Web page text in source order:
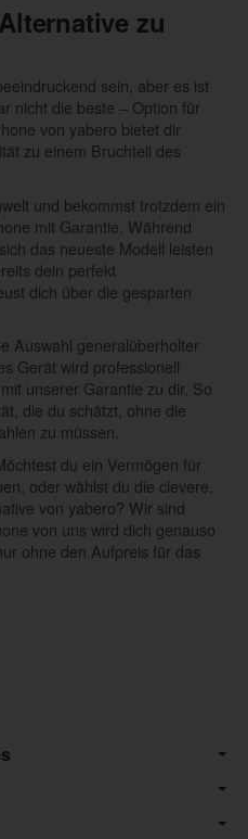
zu
sein, aber es ist
nicht die beste – Option für
von yabero bietet dir
zu einem Bruchteil des
und bekommst trotzdem ein
mit Garantie. Während
das neueste Modell leisten
dein perfekt
dich über die gesparten
Auswahl generalüberholter
Gerät wird professionell
unserer Garantie zu dir. So
die du schätzt, ohne die
zu müssen.
du ein Vermögen für
oder wählst du die clevere,
von yabero? Wir sind
von uns wird dich genauso
ohne den Aufpreis für das